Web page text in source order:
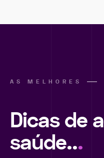
AS MELHORES
Dicas de
saúde...